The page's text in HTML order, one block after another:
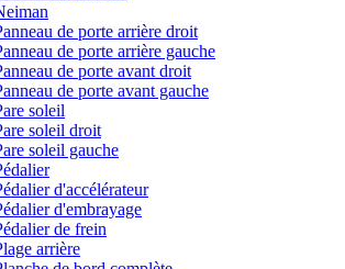
de porte arrière droit
de porte arrière gauche
de porte avant droit
de porte avant gauche
soleil
soleil droit
soleil gauche
d'accélérateur
d'embrayage
de frein
arrière